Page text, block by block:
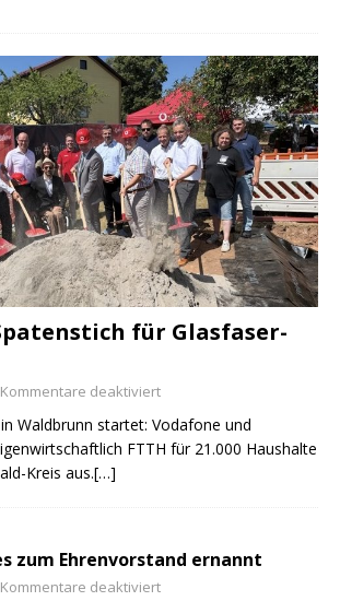
für Glasfaser-
Kommentare deaktiviert
Waldbrunn startet: Vodafone und
FTTH für 21.000 Haushalte
Kreis aus.[…]
zum Ehrenvorstand ernannt
Kommentare deaktiviert